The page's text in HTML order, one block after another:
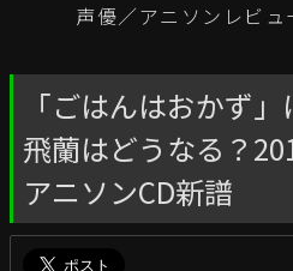
声優／アニソンレビュ
「ごはんはおかず」
飛蘭はどうなる？
アニソンCD新譜